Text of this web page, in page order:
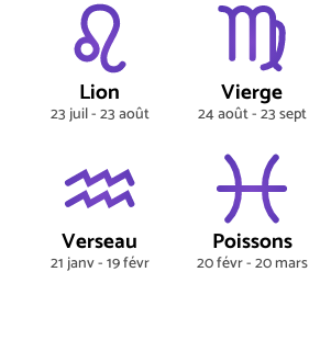
Lion
23 juil - 23 août
Vierge
24 août - 23 sept
Verseau
21 janv - 19 févr
Poissons
20 févr - 20 mars